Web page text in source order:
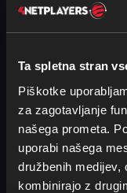
Ta spletna stran
Piškotke
za zagotavljanje
našega prometa.
uporabi našega
družbenih medijev,
kombinirajo z
prosti
Postavi
trave.
bloka).
obrnjen
za
redstone
škarjami.